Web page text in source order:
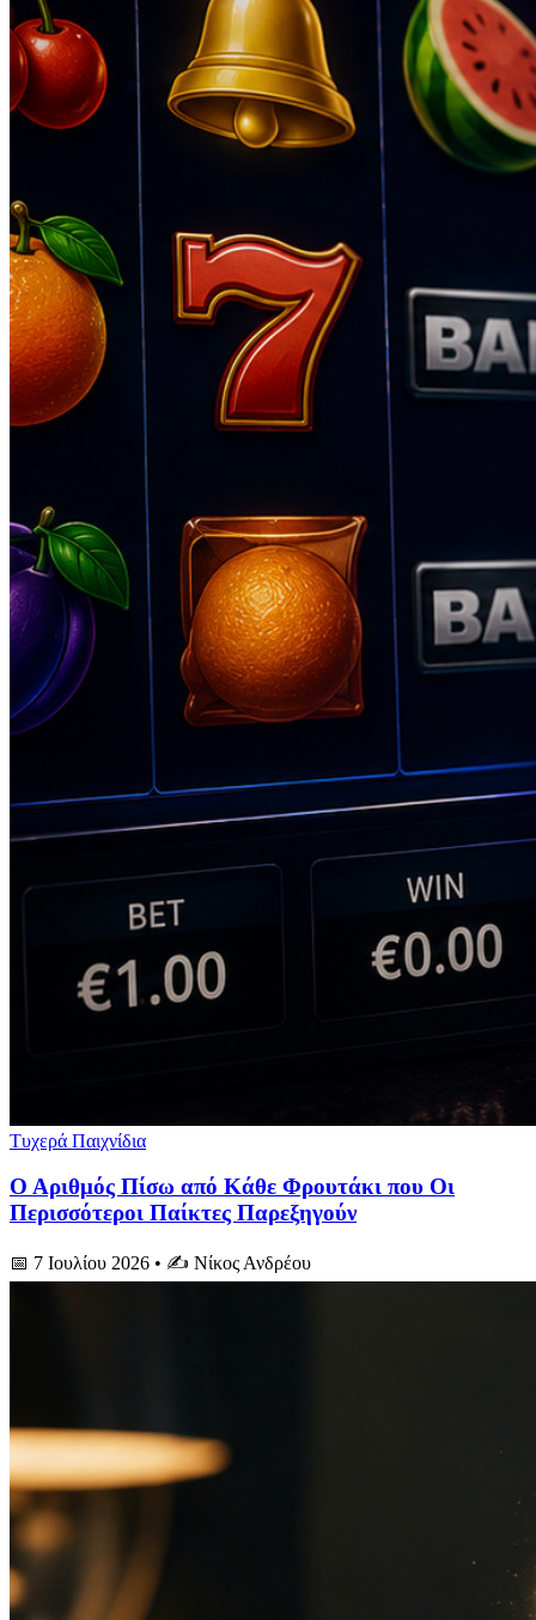
Τυχερά Παιχνίδια
Ο Αριθμός Πίσω από Κάθε Φρουτάκι που Οι
Περισσότεροι Παίκτες Παρεξηγούν
📅 7 Ιουλίου 2026 • ✍️ Νίκος Ανδρέου